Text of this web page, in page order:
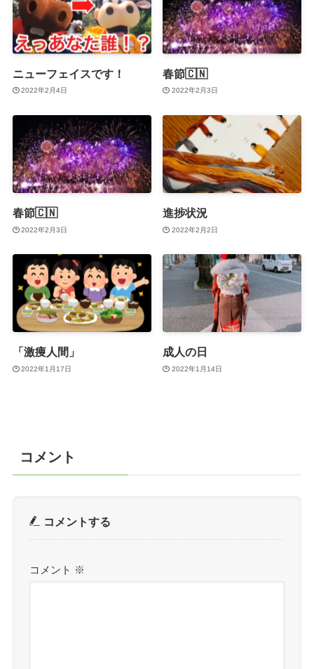
ニューフェイスです！
2022年2月4日
春節🇨🇳
2022年2月3日
春節🇨🇳
2022年2月3日
進捗状況
2022年2月2日
「激痩人間」
2022年1月17日
成人の日
2022年1月14日
コメント
コメントする
コメント ※